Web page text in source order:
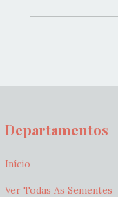
Departamentos
Início
Ver Todas As Sementes